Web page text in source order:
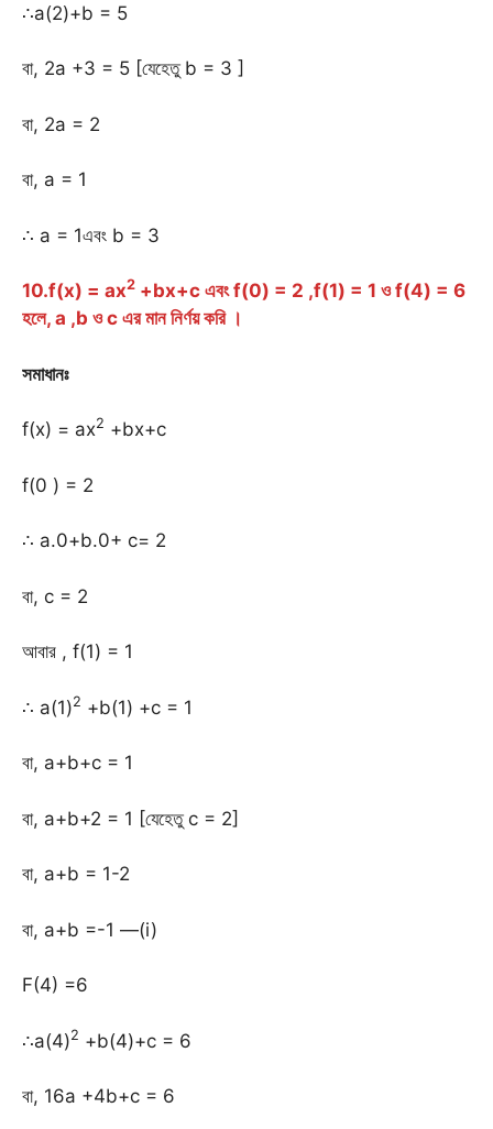
∴a(2)+b = 5
বা, 2a +3 = 5 [যেহেতু b = 3 ]
বা, 2a = 2
বা, a = 1
∴ a = 1এবং b = 3
10.f(x) = ax2 +bx+c এবং f(0) = 2 ,f(1) = 1 ও f(4) = 6
হলে, a ,b ও c এর মান নির্ণয় করি ।
সমাধানঃ
f(x) = ax2 +bx+c
f(0 ) = 2
∴ a.0+b.0+ c= 2
বা, c = 2
আবার , f(1) = 1
∴ a(1)2 +b(1) +c = 1
বা, a+b+c = 1
বা, a+b+2 = 1 [যেহেতু c = 2]
বা, a+b = 1-2
বা, a+b =-1 —(i)
F(4) =6
∴a(4)2 +b(4)+c = 6
বা, 16a +4b+c = 6